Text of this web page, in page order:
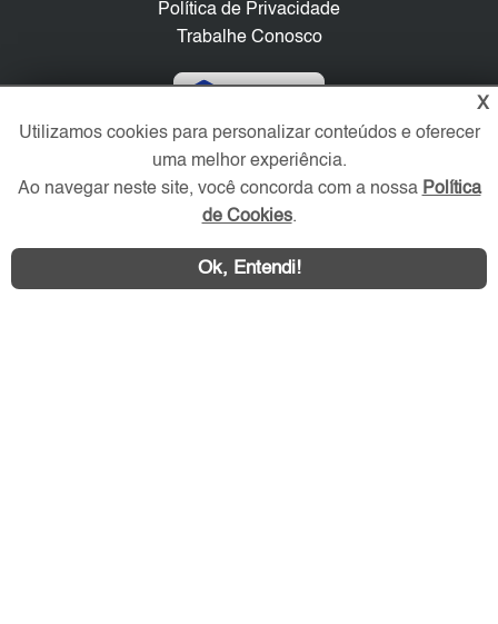
Política de Privacidade
Trabalhe Conosco
Verificada por
Redes Sociais
X
Utilizamos cookies para personalizar conteúdos e oferecer
uma melhor experiência.
Ao navegar neste site, você concorda com a nossa Política
de Cookies.
Ok, Entendi!